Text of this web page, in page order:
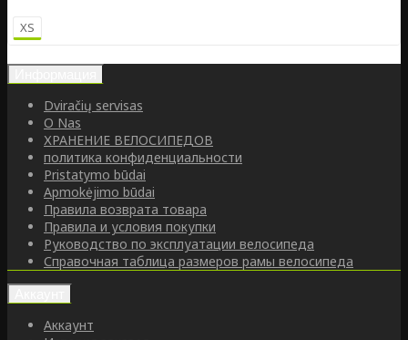
XS
Dviračių servisas
O Nas
ХРАНЕНИЕ ВЕЛОСИПЕДОВ
политика конфиденциальности
Pristatymo būdai
Apmokėjimo būdai
Правила возврата товара
Правила и условия покупки
Руководство по эксплуатации велосипеда
Справочная таблица размеров рамы велосипеда
Аккаунт